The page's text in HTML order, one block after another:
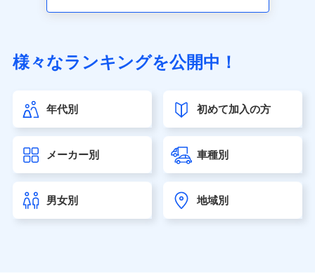
（https://www.sonylife.co.jp）
第一ネオ生命保険株式会社（https://neofirst.co.jp/）
大樹生命保険株式会社（https://www.taiju-life.co.jp）
seimei.co.jp）
チューリッヒ生命保険株式会社
東京海上日動あんしん生命保険株式会社
（https://www.tmn-anshin.co.jp/）
様々なランキングを公開中！
年代別 初めて加入の方
メーカー別 車種別
男女別 地域別